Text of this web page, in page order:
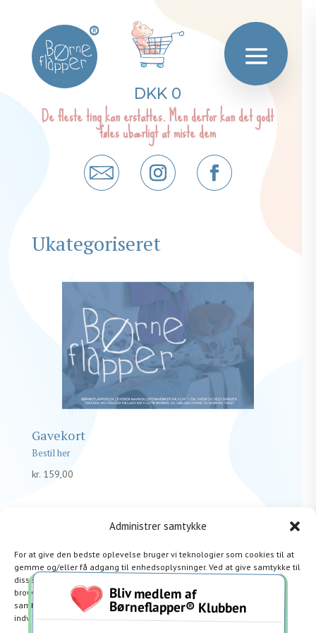
Administrer samtykke
For at give den bedste oplevelse bruger vi teknologier som cookies til at
gemme og/eller få adgang til enhedsoplysninger. Ved at give samtykke til
disse teknologier giver du os mulighed for at behandle data såsom
browseradfærd eller unikke ID’er på dette websted. Hvis du ikke giver
samtykke eller trækker dit samtykke tilbage, kan det have en negativ
indvirkning på visse funktioner og egenskaber.
®
DKK 0
De fleste ting kan erstattes. Men derfor kan det godt
føles ubærligt at miste dem
Ukategoriseret
Gavekort
kr.159,00
Bliv medlem af
Børneflapper® Klubben